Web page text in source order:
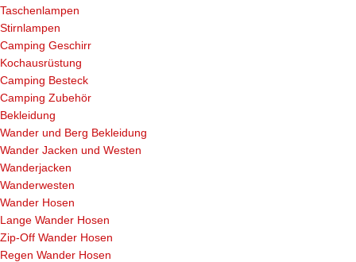
Taschenlampen
Stirnlampen
Camping Geschirr
Kochausrüstung
Camping Besteck
Camping Zubehör
Bekleidung
Wander und Berg Bekleidung
Wander Jacken und Westen
Wanderjacken
Wanderwesten
Wander Hosen
Lange Wander Hosen
Zip-Off Wander Hosen
Regen Wander Hosen